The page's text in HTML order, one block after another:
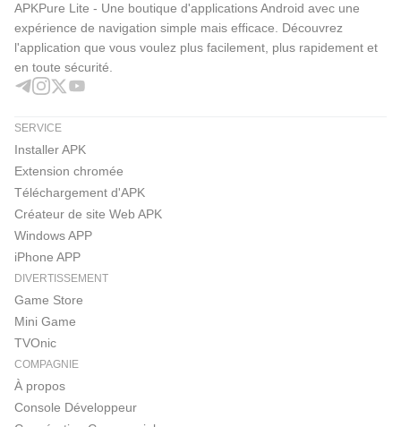
APKPure Lite - Une boutique d'applications Android avec une
expérience de navigation simple mais efficace. Découvrez
l'application que vous voulez plus facilement, plus rapidement et
en toute sécurité.
SERVICE
Installer APK
Extension chromée
Téléchargement d'APK
Créateur de site Web APK
Windows APP
iPhone APP
DIVERTISSEMENT
Game Store
Mini Game
TVOnic
COMPAGNIE
À propos
Console Développeur